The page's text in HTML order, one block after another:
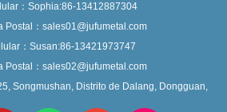
：Sophia:86-13412887304
Postal：sales01@jufumetal.com
：Susan:86-13421973747
Postal：sales02@jufumetal.com
Songmushan, Distrito de Dalang, Dongguan,